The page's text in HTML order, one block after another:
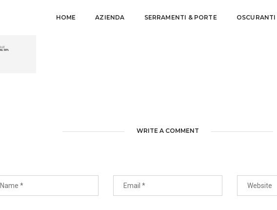
HOME AZIENDA SERRAMENTI & PORTE
WRITE A COMMENT